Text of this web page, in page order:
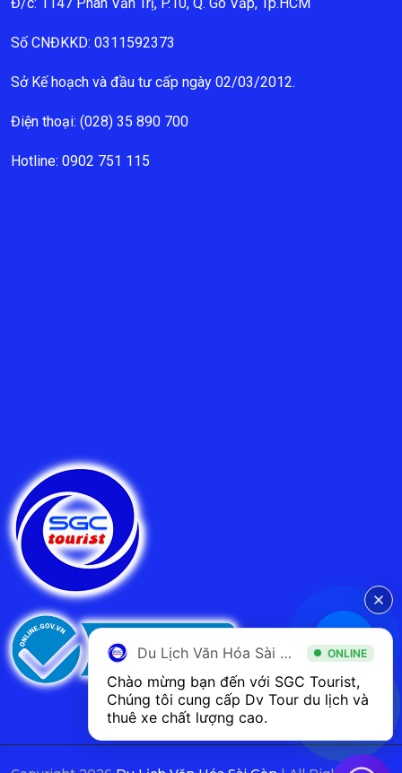
Số CNĐKKD: 0311592373
Sở Kế hoạch và đầu tư cấp ngày 02/03/2012.
Điện thoại: (028) 35 890 700
Hotline: 0902 751 115
Du Lịch Văn Hóa Sài Gòn ONLINE
Chào mừng bạn đến với SGC Tourist,
Chúng tôi cung cấp Dv Tour du lịch và
thuê xe chất lượng cao.